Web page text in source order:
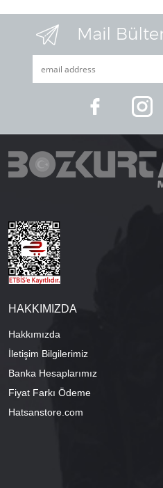
HAKKIMIZDA
Hakkımızda
İletişim Bilgilerimiz
Banka Hesaplarımız
Fiyat Farkı Ödeme
Hatsanstore.com